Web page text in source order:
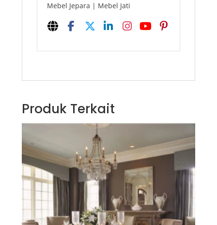
Mebel Jepara | Mebel Jati
Produk Terkait